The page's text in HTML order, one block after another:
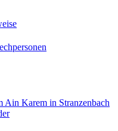
Ain Karem in Stranzenbach